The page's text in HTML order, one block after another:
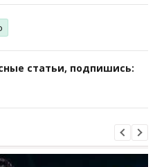
статьи, подпишись: